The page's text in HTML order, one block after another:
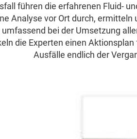
führen die erfahrenen Fluid-
Analyse vor Ort durch,
bei der Umsetzung
die Experten einen
Ausfälle endlich der